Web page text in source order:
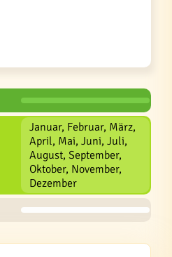
Januar, Februar, März,
April, Mai, Juni, Juli,
August, September,
Oktober, November,
Dezember